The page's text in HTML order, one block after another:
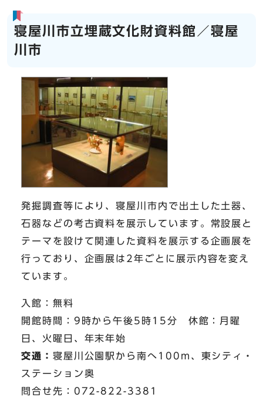
寝屋川市立埋蔵文化財資料館／寝屋
川市
発掘調査等により、寝屋川市内で出土した土器、
石器などの考古資料を展示しています。常設展と
テーマを設けて関連した資料を展示する企画展を
行っており、企画展は2年ごとに展示内容を変え
ています。
入館：無料
開館時間：9時から午後5時15分 休館：月曜
日、火曜日、年末年始
交通： 寝屋川公園駅から南へ100m、東シティ・
ステーション奥
問合せ先：072-822-3381